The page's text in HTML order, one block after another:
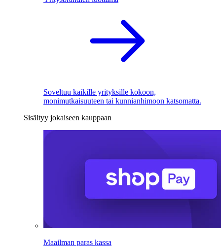
Soveltuu kaikille yrityksille kokoon,
monimutkaisuuteen tai kunnianhimoon katsomatta.
Sisältyy jokaiseen kauppaan
Maailman paras kassa